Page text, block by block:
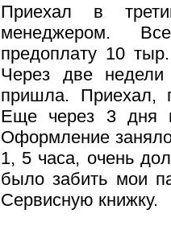
Приехал в
менеджером.
предоплату 10
Через две
пришла. Приехал,
Еще через 3 дня
Оформление
1, 5 часа, очень
было забить мои
Сервисную книжку.